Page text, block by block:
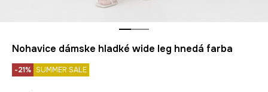
Nohavice dámske hladké wide leg hnedá farba
-21% SUMMER SALE